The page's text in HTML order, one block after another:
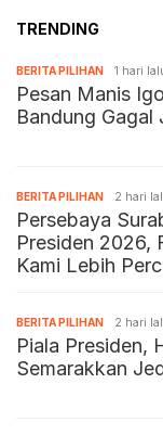
TRENDING
BERITA PILIHAN 1 hari
Pesan Manis
Bandung Gagal
BERITA PILIHAN 2 hari
Persebaya
Presiden 2026,
Kami Lebih
BERITA PILIHAN 2 hari
Piala Presiden,
Semarakkan